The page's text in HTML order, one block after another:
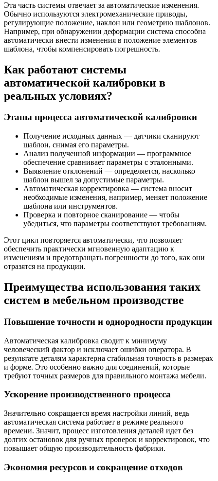
Эта часть системы отвечает за автоматические изменения.
Обычно используются электромеханические приводы,
регулирующие положение, наклон или геометрию шаблонов.
Например, при обнаружении деформации система способна
автоматически внести изменения в положение элементов
шаблона, чтобы компенсировать погрешность.
Как работают системы
автоматической калибровки в
реальных условиях?
Этапы процесса автоматической калибровки
Получение исходных данных — датчики сканируют
шаблон, снимая его параметры.
Анализ полученной информации — программное
обеспечение сравнивает параметры с эталонными.
Выявление отклонений — определяется, насколько
шаблон вышел за допустимые параметры.
Автоматическая корректировка — система вносит
необходимые изменения, например, меняет положение
шаблона или инструментов.
Проверка и повторное сканирование — чтобы
убедиться, что параметры соответствуют требованиям.
Этот цикл повторяется автоматически, что позволяет
обеспечить практически мгновенную адаптацию к
изменениям и предотвращать погрешности до того, как они
отразятся на продукции.
Преимущества использования таких
систем в мебельном производстве
Повышение точности и однородности продукции
Автоматическая калибровка сводит к минимуму
человеческий фактор и исключает ошибки оператора. В
результате деталям характерна стабильная точность в размерах
и форме. Это особенно важно для соединений, которые
требуют точных размеров для правильного монтажа мебели.
Ускорение производственного процесса
Значительно сокращается время настройки линий, ведь
автоматическая система работает в режиме реального
времени. Значит, процесс изготовления деталей идет без
долгих остановок для ручных проверок и корректировок, что
повышает общую производительность фабрики.
Экономия ресурсов и сокращение отходов